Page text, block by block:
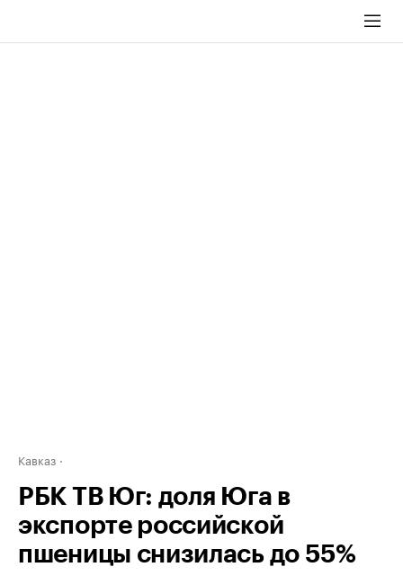
Кавказ
РБК ТВ Юг: доля Юга в
экспорте российской
пшеницы снизилась до 55%